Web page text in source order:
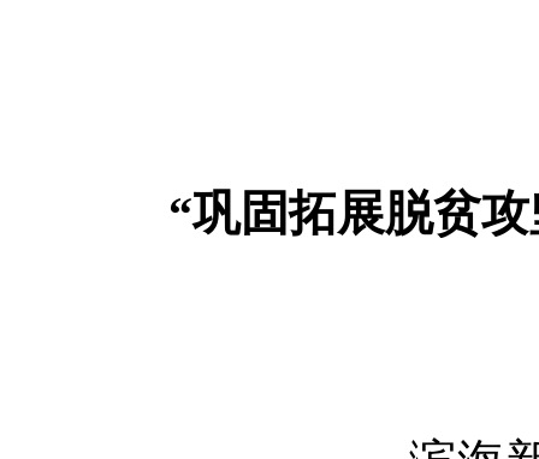
“巩固拓展脱贫攻